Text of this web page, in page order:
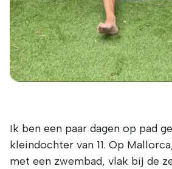
Ik ben een paar dagen op pad
kleindochter van 11. Op
met een zwembad, vlak bij de